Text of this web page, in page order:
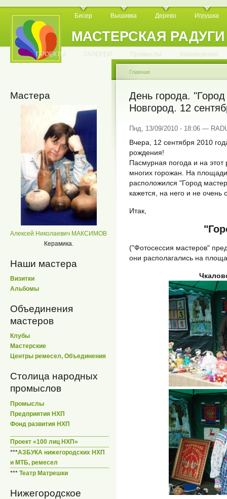
МАСТЕРСКАЯ РАДУГИ
Бисер Вышивка Дерево Игрушка
. . . . . . . . . . .
. ПРОЕКТЫ ГАЛЕРЕИ Промыслы Краеведение
Мастера
Алексей Николаевич МАКСИМОВ
Керамика.
Наши мастера
Визитки
Альбомы
Объединения
мастеров
Клубы
Мастерские
Центры ремесел, Объединения
Столица народных
промыслов
Промыслы
Предприятия НХП
Фонд развития НХП
Проект «100 лиц НХП»
***АЗБУКА нижегородских НХП
и МТБ, ремесел
*** Театр Матрешки
Нижегородское
Главная
День города.
Новгород. 12
Пнд, 13/09/2010 - 18:06 —
Вчера, 12 сентября 2010
рождения!
Пасмурная погода и на
многих горожан. На
расположился "Город
кажется, на него и не
Итак,
("Фотосессия мастеров"
они располагались на